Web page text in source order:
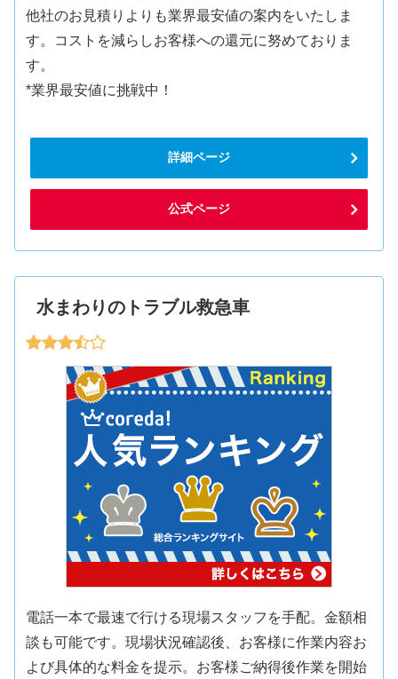
他社のお見積りよりも業界最安値の案内をいたしま
す。コストを減らしお客様への還元に努めておりま
す。
*業界最安値に挑戦中！
詳細ページ
公式ページ
水まわりのトラブル救急車
電話一本で最速で行ける現場スタッフを手配。金額相
談も可能です。現場状況確認後、お客様に作業内容お
よび具体的な料金を提示。お客様ご納得後作業を開始